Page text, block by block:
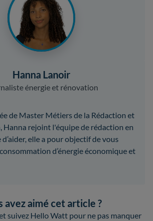
Hanna Lanoir
énergie et rénovation
de Master Métiers de la Rédaction et
Hanna rejoint l'équipe de rédaction en
elle a pour objectif de vous
d’énergie économique et
avez aimé cet article ?
suivez Hello Watt pour ne pas manquer